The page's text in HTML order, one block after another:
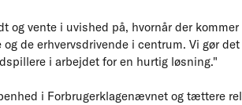
og vente i uvished på, hvornår der
de erhvervsdrivende i centrum. Vi gør
i arbejdet for en hurtig løsning."
i Forbrugerklagenævnet og tættere